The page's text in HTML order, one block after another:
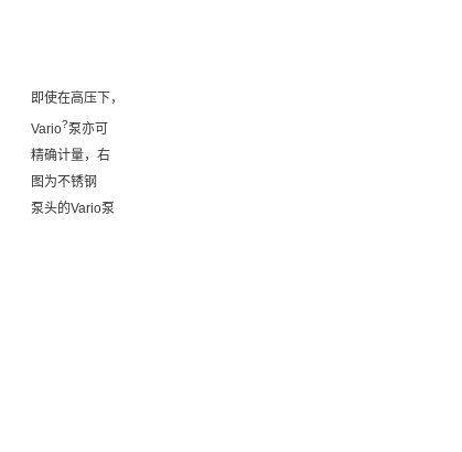
即使在高压下，
Vario?泵亦可
精确计量，右
图为不锈钢
泵头的Vario泵